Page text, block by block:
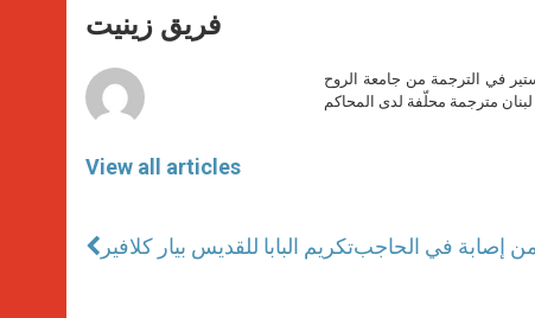
p
p
g
e
o
k
فريق زينيت
View all articles
في الترجمة من جامعة الروح
مترجمة محلّفة لدى المحاكم
تكريم البابا للقديس بيار كلافيرمن إصابة في الحاجب